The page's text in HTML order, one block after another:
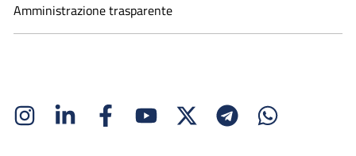
Amministrazione trasparente